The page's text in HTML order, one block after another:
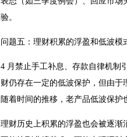
验。
问题五：理财积累的浮盈和低波
4 月禁止手工补息、存款自律机制
财仍存在一定的低波保护，但由
随着时间的推移，老产品低波保护
理财历史上积累的浮盈也会被逐